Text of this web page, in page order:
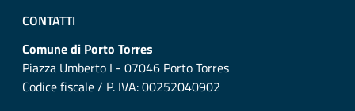
CONTATTI
Comune di Porto Torres
Piazza Umberto I - 07046 Porto Torres
Codice fiscale / P. IVA: 00252040902